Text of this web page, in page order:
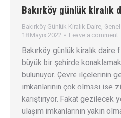
Bakırköy günlük kiralık
Bakırköy Günlük Kiralık Daire, Genel
18 Mayıs 2022
Leave a comment
Bakırköy günlük kiralık daire
büyük bir şehirde
bulunuyor. Çevre ilçelerinin
imkanlarının çok olması ise
karıştırıyor. Fakat gezilecek
ulaşım imkanlarının yakın